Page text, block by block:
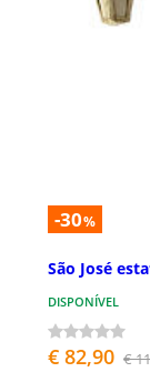
-30%
São José
DISPONÍVEL
€ 82,90 €